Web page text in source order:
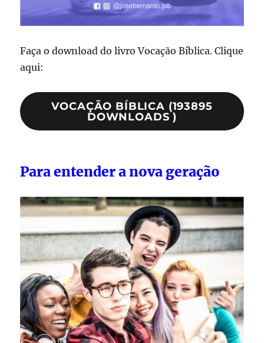
Faça o download do livro Vocação Bíblica. Clique
aqui:
VOCAÇÃO BÍBLICA (193895
DOWNLOADS )
Para entender a nova geração